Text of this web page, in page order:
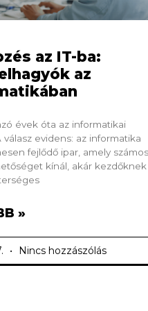
az IT-ba:
az
évek óta az informatikai
válasz evidens: az informatika
fejlődő ipar, amely számos
kínál, akár kezdőknek
»
Nincs hozzászólás